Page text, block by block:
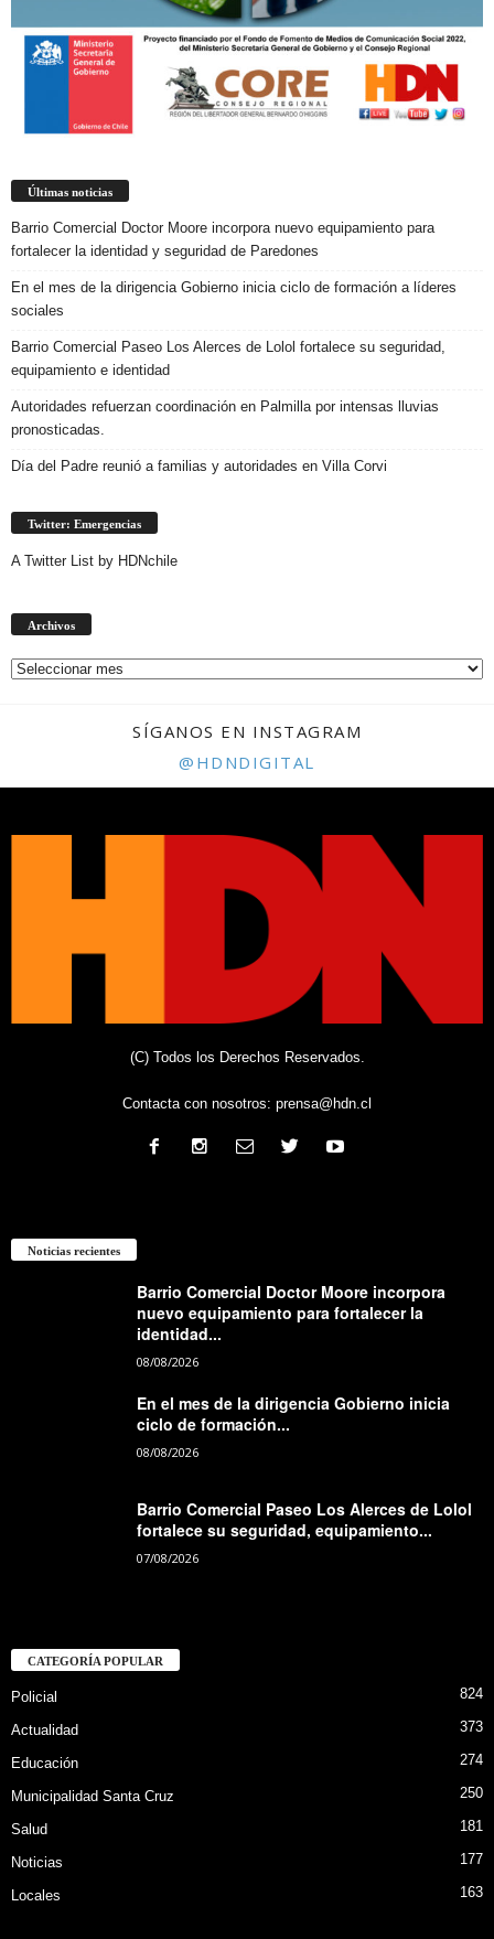
Últimas noticias
Barrio Comercial Doctor Moore incorpora nuevo equipamiento para
fortalecer la identidad y seguridad de Paredones
En el mes de la dirigencia Gobierno inicia ciclo de formación a líderes
sociales
Barrio Comercial Paseo Los Alerces de Lolol fortalece su seguridad,
equipamiento e identidad
Autoridades refuerzan coordinación en Palmilla por intensas lluvias
pronosticadas.
Día del Padre reunió a familias y autoridades en Villa Corvi
Twitter: Emergencias
A Twitter List by HDNchile
Archivos
SÍGANOS EN INSTAGRAM
@HDNDIGITAL
(C) Todos los Derechos Reservados.
Contacta con nosotros: prensa@hdn.cl
Noticias recientes
Barrio Comercial Doctor Moore incorpora
nuevo equipamiento para fortalecer la
identidad...
08/08/2026
En el mes de la dirigencia Gobierno inicia
ciclo de formación...
08/08/2026
Barrio Comercial Paseo Los Alerces de Lolol
fortalece su seguridad, equipamiento...
07/08/2026
CATEGORÍA POPULAR
Policial 824
Actualidad 373
Educación 274
Municipalidad Santa Cruz 250
Salud 181
Noticias 177
Locales 163